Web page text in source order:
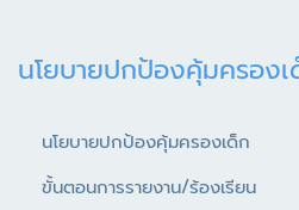
นโยบายปกป้องคุ้มครอง
นโยบายปกป้องคุ้มครองเด็ก
ขั้นตอนการรายงาน/ร้องเรียน